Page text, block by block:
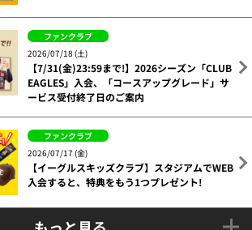
ファンクラブ
2026/07/18 (土)
【7/31(金)23:59まで!】2026シーズン「CLUB
EAGLES」入会、「コースアップグレード」サ
ービス受付終了日のご案内
ファンクラブ
2026/07/17 (金)
【イーグルスキッズクラブ】スタジアムでWEB
入会すると、特典をもう1つプレゼント!